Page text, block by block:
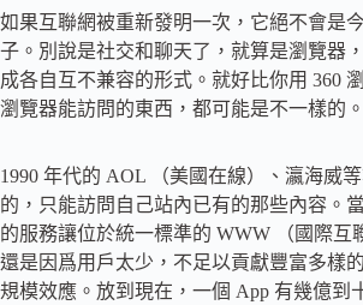
如果互聯網被重新發明一次，它絕不會是
子。別說是社交和聊天了，就算是瀏覽器
成各自互不兼容的形式。就好比你用 360
瀏覽器能訪問的東西，都可能是不一樣的。
1990 年代的 AOL （美國在線）、瀛海威
的，只能訪問自己站內已有的那些內容。
的服務讓位於統一標準的 WWW （國際互
還是因爲用戶太少，不足以貢獻豐富多樣
規模效應。放到現在，一個 App 有幾億到